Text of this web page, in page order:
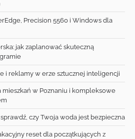
Precision 5560 i Windows dla
jak zaplanować skuteczną
i reklamy w erze sztucznej inteligencji
mieszkań w Poznaniu i kompleksowe
czy Twoja woda jest bezpieczna
reset dla początkujących z